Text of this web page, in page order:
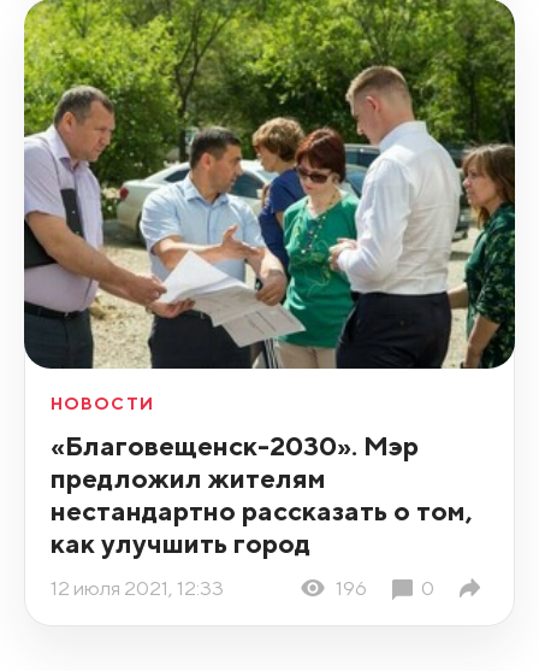
НОВОСТИ
«Благовещенск-2030». Мэр
предложил жителям
нестандартно рассказать о том,
как улучшить город
12 июля 2021, 12:33 196 0